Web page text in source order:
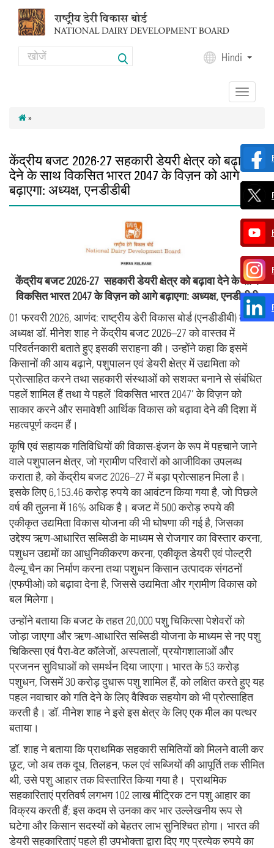
Search Hindi
Toggle
navigation
»
केंद्रीय बजट 2026-27 सहकारी डेयरी क्षेत्र को बढ़ावा
देने के साथ विकसित भारत 2047 के विज़न को आगे
बढ़ाएगा: अध्यक्ष, एनडीडीबी
केंद्रीय बजट 2026-27 सहकारी डेयरी क्षेत्र को बढ़ावा देने के साथ
विकसित भारत 2047 के विज़न को आगे बढ़ाएगा: अध्यक्ष, एनडीडीबी
01 फरवरी 2026, आणंद: राष्ट्रीय डेरी विकास बोर्ड (एनडीडीबी) के
अध्यक्ष डॉ. मीनेश शाह ने केंद्रीय बजट 2026–27 को वास्तव में
परिवर्तनकारी बताते हुए इसकी सराहना की। उन्होंने कहा कि इसमें
किसानों की आय बढ़ाने, पशुपालन एवं डेयरी क्षेत्र में उद्यमिता को
प्रोत्साहित करने तथा सहकारी संस्थाओं को सशक्त बनाने से संबंधित
पहलें शामिल हैं तथा ये पहलें ‘विकसित भारत 2047’ के विज़न को
साकार करने और समावेशी आर्थिक विकास को बढ़ावा देने की दिशा में
महत्वपूर्ण कदम हैं।
कृषि एवं सहायक गतिविधियों की विकास-इंजन के रूप में पहचाने जाने
वाले पशुपालन क्षेत्र, जो ग्रामीण परिवारों को आजीविका उपलब्ध
कराता है, को केंद्रीय बजट 2026–27 में बड़ा प्रोत्साहन मिला है।
इसके लिए 6,153.46 करोड़ रुपये का आवंटन किया गया है, जो पिछले
वर्ष की तुलना में 16% अधिक है। बजट में 500 करोड़ रुपये की
एकीकृत उद्यमिता विकास योजना की भी घोषणा की गई है, जिसका
उद्देश्य ऋण-आधारित सब्सिडी के माध्यम से रोजगार का विस्तार करना,
पशुधन उद्यमों का आधुनिकीकरण करना, एकीकृत डेयरी एवं पोल्ट्री
वैल्यू चैन का निर्माण करना तथा पशुधन किसान उत्पादक संगठनों
(एफपीओ) को बढ़ावा देना है, जिससे उद्यमिता और ग्रामीण विकास को
बल मिलेगा।
उन्होंने बताया कि बजट के तहत 20,000 पशु चिकित्सा पेशेवरों को
जोड़ा जाएगा और ऋण-आधारित सब्सिडी योजना के माध्यम से नए पशु
चिकित्सा एवं पैरा-वेट कॉलेजों, अस्पतालों, प्रयोगशालाओं और
प्रजनन सुविधाओं को समर्थन दिया जाएगा। भारत के 53 करोड़
पशुधन, जिसमें 30 करोड़ दुधारू पशु शामिल हैं, को लक्षित करते हुए यह
पहल नवाचार को गति देने के लिए वैश्विक सहयोग को भी प्रोत्साहित
करती है। डॉ. मीनेश शाह ने इसे इस क्षेत्र के लिए एक मील का पत्थर
बताया।
डॉ. शाह ने बताया कि प्राथमिक सहकारी समितियों को मिलने वाली कर
छूट, जो अब तक दूध, तिलहन, फल एवं सब्जियों की आपूर्ति तक सीमित
थी, उसे पशु आहार तक विस्तारित किया गया है। प्राथमिक
सहकारिताएं प्रतिवर्ष लगभग 102 लाख मीट्रिक टन पशु आहार का
विक्रय करती हैं; इस कदम से उनका कर भार उल्लेखनीय रूप से
घटेगा और किसान सदस्यों को बेहतर लाभ सुनिश्चित होगा। भारत की
डेयरी सहकारिताएं पहले ही उपभोक्ता द्वारा दिए गए प्रत्येक रुपये का